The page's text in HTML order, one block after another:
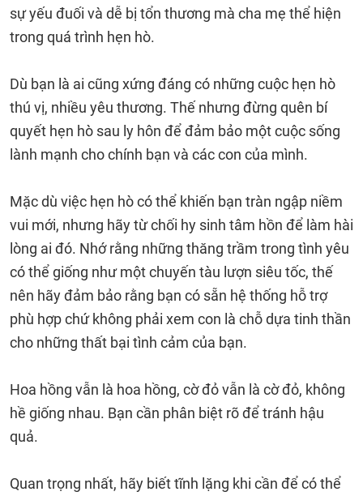
sự yếu đuối và dễ bị tổn thương mà cha mẹ thể hiện
trong quá trình hẹn hò.
Dù bạn là ai cũng xứng đáng có những cuộc hẹn hò
thú vị, nhiều yêu thương. Thế nhưng đừng quên bí
quyết hẹn hò sau ly hôn để đảm bảo một cuộc sống
lành mạnh cho chính bạn và các con của mình.
Mặc dù việc hẹn hò có thể khiến bạn tràn ngập niềm
vui mới, nhưng hãy từ chối hy sinh tâm hồn để làm hài
lòng ai đó. Nhớ rằng những thăng trầm trong tình yêu
có thể giống như một chuyến tàu lượn siêu tốc, thế
nên hãy đảm bảo rằng bạn có sẵn hệ thống hỗ trợ
phù hợp chứ không phải xem con là chỗ dựa tinh thần
cho những thất bại tình cảm của bạn.
Hoa hồng vẫn là hoa hồng, cờ đỏ vẫn là cờ đỏ, không
hề giống nhau. Bạn cần phân biệt rõ để tránh hậu
quả.
Quan trọng nhất, hãy biết tĩnh lặng khi cần để có thể